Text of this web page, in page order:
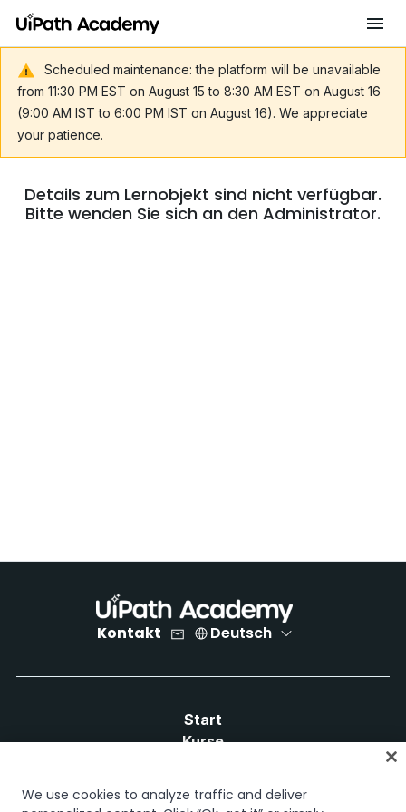
Scheduled maintenance: the platform will be unavailable
from 11:30 PM EST on August 15 to 8:30 AM EST on August 16
(9:00 AM IST to 6:00 PM IST on August 16). We appreciate
your patience.
Details zum Lernobjekt sind nicht verfügbar.
Bitte wenden Sie sich an den Administrator.
Kontakt Deutsch
Start
Kurse
Karrierewege
Zertifizierungen
We use cookies to analyze traffic and deliver